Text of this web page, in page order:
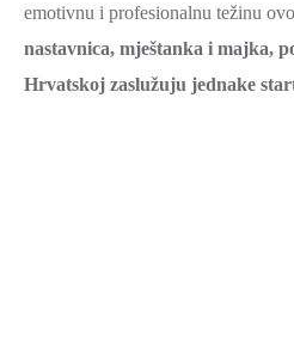
emotivnu i profesionalnu težinu
nastavnica, mještanka i majka,
Hrvatskoj zaslužuju jednake